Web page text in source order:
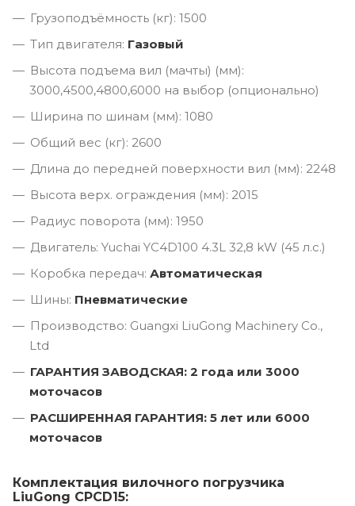
Грузоподъёмность (кг): 1500
Тип двигателя: Газовый
Высота подъема вил (мачты) (мм):
3000,4500,4800,6000 на выбор (опционально)
Ширина по шинам (мм): 1080
Общий вес (кг): 2600
Длина до передней поверхности вил (мм): 2248
Высота верх. ограждения (мм): 2015
Радиус поворота (мм): 1950
Двигатель: Yuchai YC4D100 4.3L 32,8 kW (45 л.с.)
Коробка передач: Автоматическая
Шины: Пневматические
Производство: Guangxi LiuGong Machinery Co.,
Ltd
ГАРАНТИЯ ЗАВОДСКАЯ: 2 года или 3000
моточасов
РАСШИРЕННАЯ ГАРАНТИЯ: 5 лет или 6000
моточасов
Комплектация вилочного погрузчика
LiuGong CPCD15: